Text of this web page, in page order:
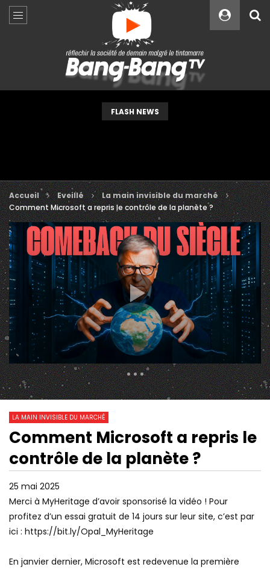
FLASH NEWS
Accueil Eveillé
La main invisible du marché
Comment Microsoft a repris le contrôle de la planète ?
133 659 Views
4 930 0
Watch Later
17:00
LA SATISFAISANTE CHUTE DE BILL
GATES…
14:37
CE RAPPORT SUR L’IA
EFFONDREMENT
LA MAIN INVISIBLE DU MARCHÉ
Comment Microsoft a repris le
contrôle de la planète ?
25 mai 2025
Merci à MyHeritage d’avoir sponsorisé la vidéo ! Pour
profitez d’un essai gratuit de 14 jours sur leur site, c’est par
ici : https://bit.ly/Opal_MyHeritage
En janvier dernier, Microsoft est redevenue la première
Custom Amount
VEUILLEZ PATIENTER...